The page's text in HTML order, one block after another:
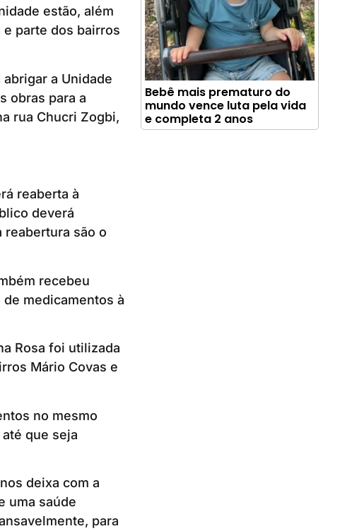
estão, além
e parte dos bairros
a Unidade
obras para a
rua Chucri Zogbi,
reaberta à
deverá
reabertura são o
recebeu
medicamentos à
Rosa foi utilizada
Mário Covas e
no mesmo
que seja
deixa com a
uma saúde
para
Bebê mais prematuro do
mundo vence luta pela vida
e completa 2 anos